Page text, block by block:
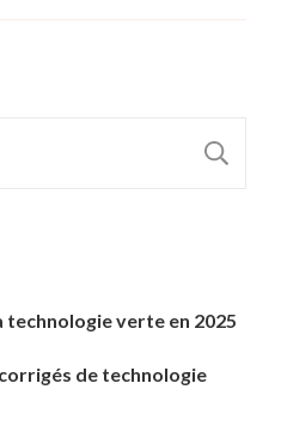
technologie verte en 2025
de technologie